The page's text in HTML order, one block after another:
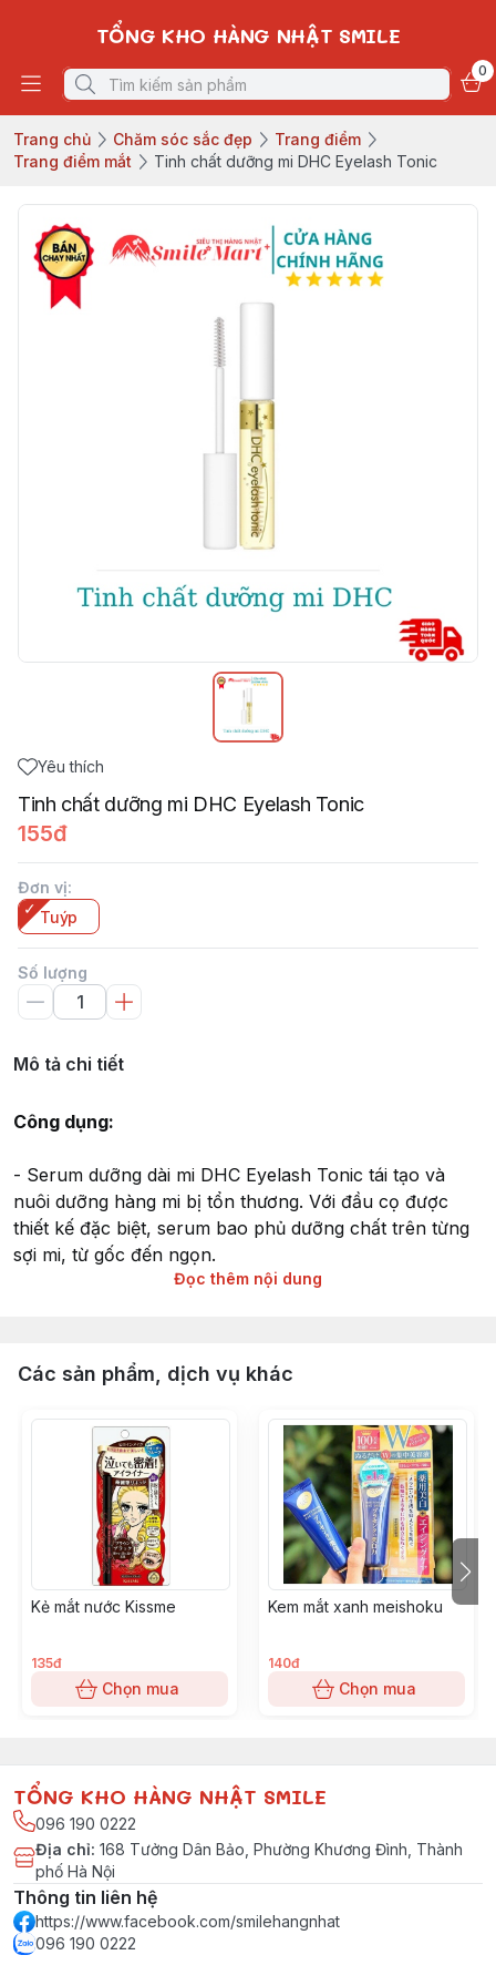
TỔNG KHO HÀNG NHẬT SMILE
0
Trang chủ Chăm sóc sắc đẹp
Trang điểm
Trang điểm mắt
Tinh chất dưỡng mi DHC Eyelash Tonic
Yêu thích
Tinh chất dưỡng mi DHC Eyelash Tonic
155đ
Đơn vị:
Tuýp
Số lượng
Mô tả chi tiết
Công dụng:
- Serum dưỡng dài mi DHC Eyelash Tonic tái tạo và
nuôi dưỡng hàng mi bị tổn thương. Với đầu cọ được
thiết kế đặc biệt, serum bao phủ dưỡng chất trên từng
sợi mi, từ gốc đến ngọn.
Thành phần:
- Tinh chất nhân sâm, lô hội và chiết xuất Swertia
Japonica: tăng cưởng sức sống cho hàng mi chắc
khoẻ. Sản phẩm bảo vệ lông mi khỏi hiện tượng gãy
rụng do sử dụng mascara thường xuyên.
Thành phần tự nhiên, không chứa hương liệu và phẩm
màu
HDSD:
Dùng cọ chải đều dưỡng chất trên toàn bộ hàng mi. Có
dụng sản phẩm 1-2 lần/ngày để đạt hiệu quả tốt nhất.
Đọc thêm nội dung
Các sản phẩm, dịch vụ khác
Kẻ mắt nước Kissme
135đ
Chọn mua
Kem mắt xanh meishoku
140đ
Chọn mua
TỔNG KHO HÀNG NHẬT SMILE
096 190 0222
Địa chỉ: 168 Tưởng Dân Bảo, Phường Khương Đình, Thành
phố Hà Nội
Thông tin liên hệ
https://www.facebook.com/smilehangnhat
096 190 0222